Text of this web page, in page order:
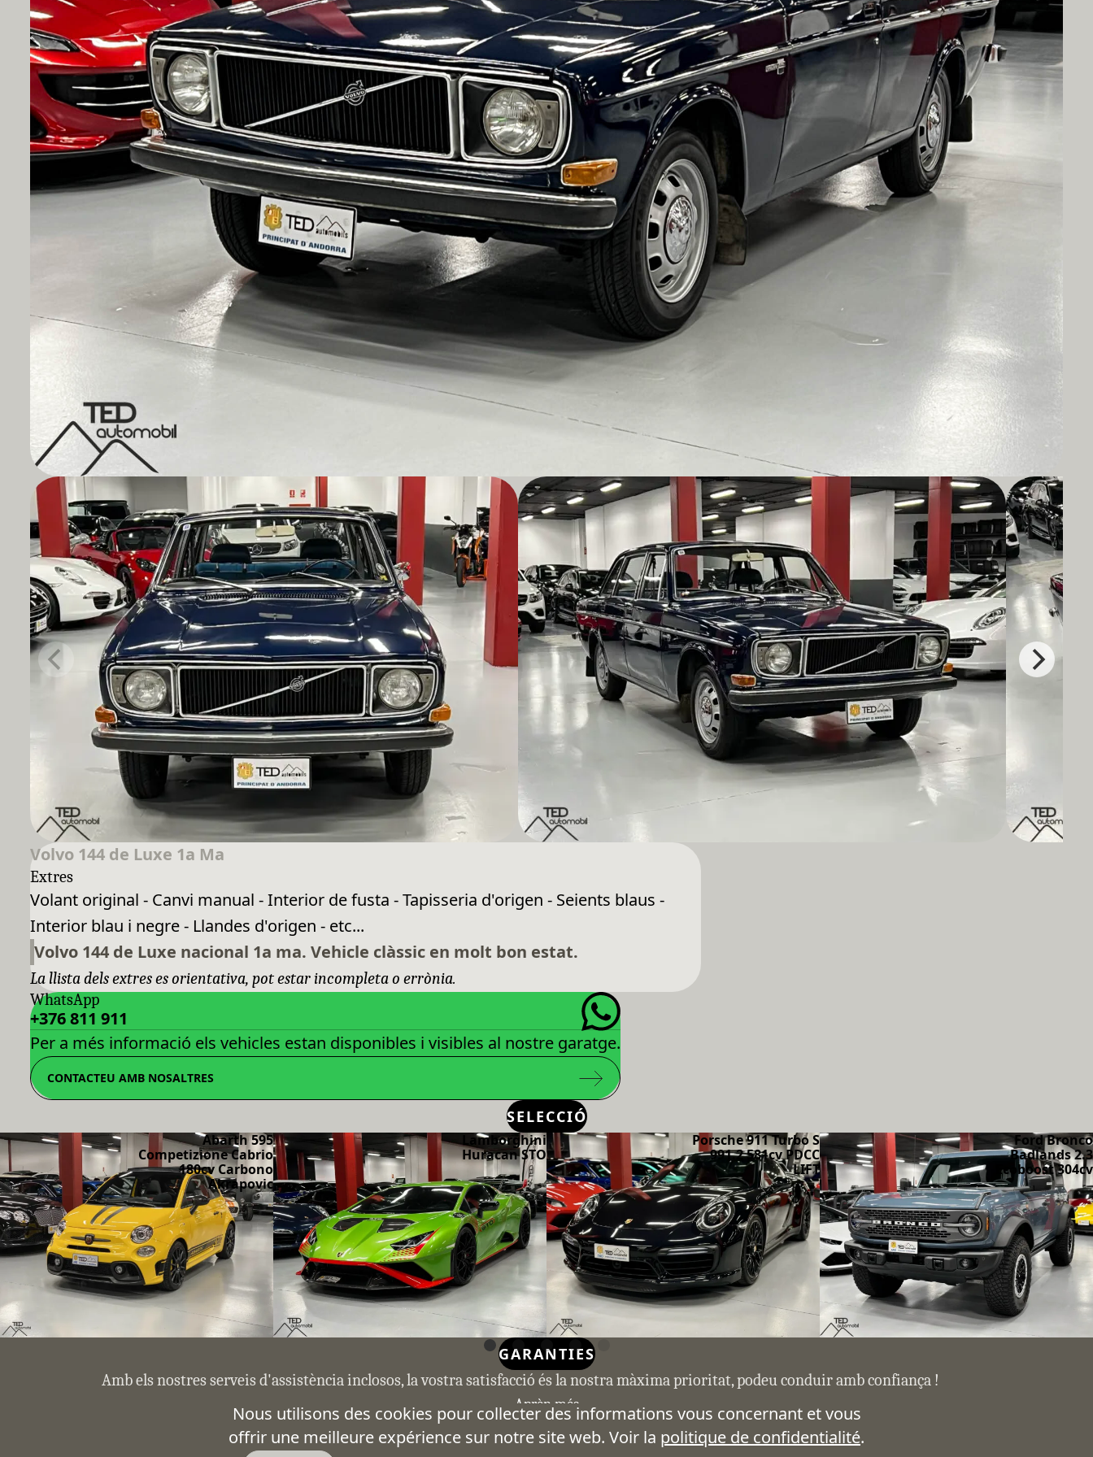
Nous utilisons des cookies pour collecter des informations vous concernant et vous
offrir une meilleure expérience sur notre site web. Voir la politique de confidentialité.
Volvo 144 de Luxe 1a Ma
Extres
Volant original - Canvi manual - Interior de fusta - Tapisseria d'origen - Seients blaus -
Interior blau i negre - Llandes d'origen - etc...
Volvo 144 de Luxe nacional 1a ma. Vehicle clàssic en molt bon estat.
La llista dels extres es orientativa, pot estar incompleta o errònia.
WhatsApp
+376 811 911
Per a més informació els vehicles estan disponibles i visibles al nostre garatge.
CONTACTEU AMB NOSALTRES
SELECCIÓ
Abarth 595
Competizione Cabrio
180cv Carbono
Akrapovic
Lamborghini
Huracan STO
Porsche 911 Turbo S
991.2 581cv PDCC
LIFT
Ford Bronco
Badlands 2.3
Ecoboost 304cv
GARANTIES
Amb els nostres serveis d'assistència inclosos, la vostra satisfacció és la nostra màxima prioritat, podeu conduir amb confiança !
Aprèn més
TED AUTOMOBIL
El teu expert en automoció